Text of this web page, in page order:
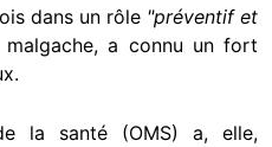
dans un rôle "préventif et
a connu un fort
la santé (OMS) a, elle,